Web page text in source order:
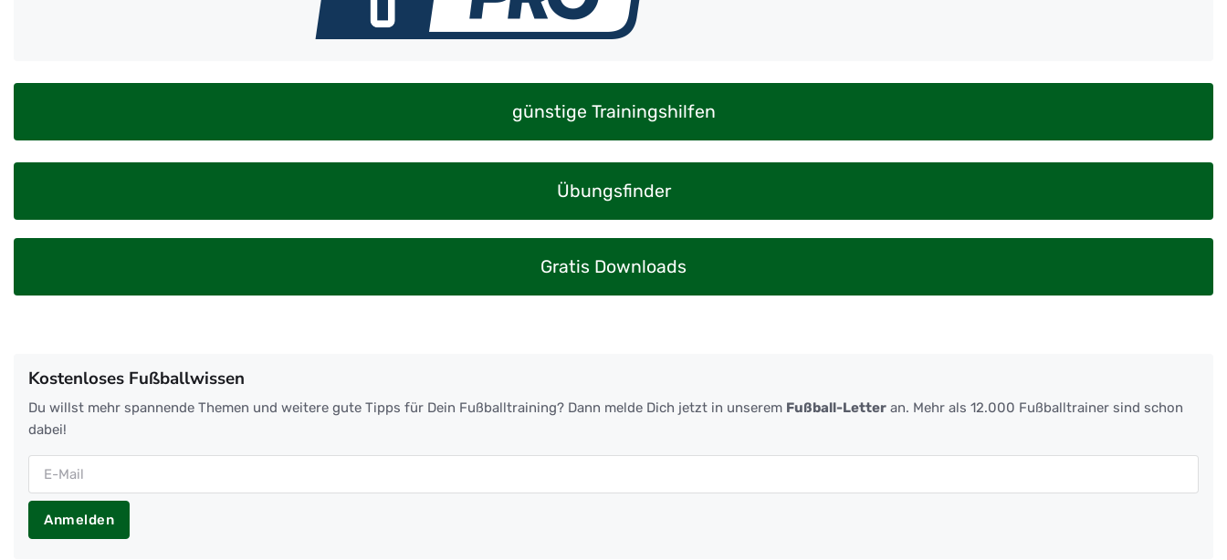
günstige Trainingshilfen
Übungsfinder
Gratis Downloads
Kostenloses Fußballwissen
Du willst mehr spannende Themen und weitere gute Tipps für Dein Fußballtraining? Dann melde Dich jetzt in unserem Fußball-Letter an. Mehr als 12.000 Fußballtrainer sind schon
dabei!
Anmelden